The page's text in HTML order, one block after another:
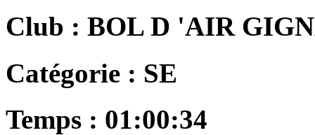
Club : BOL D 'AIR
Catégorie : SE
Temps : 01:00:34